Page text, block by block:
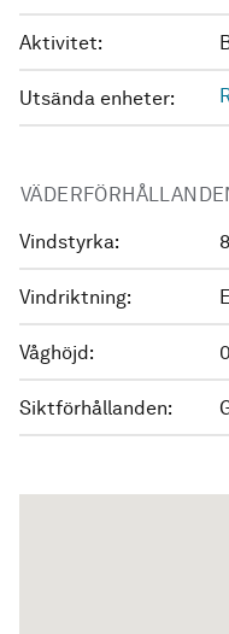
Aktivitet:
Utsända enheter:
Vindstyrka:
Vindriktning: E
Våghöjd:
Siktförhållanden: